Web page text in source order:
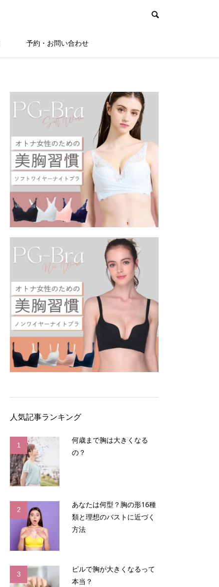
予約・お問い合わせ
人気記事ランキング
1
何歳まで胸は大きくなる
の？
2
あなたは何型？胸の形16種
類と理想のバストに近づく
方法
3
ピルで胸が大きくなるって
本当？